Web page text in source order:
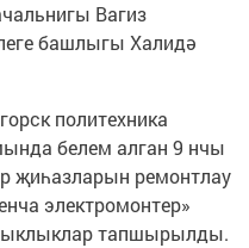
Вагиз
башлыгы Халидә
политехника
белем алган 9 нчы
җиһазларын ремонтлау
электромонтер»
тапшырылды.